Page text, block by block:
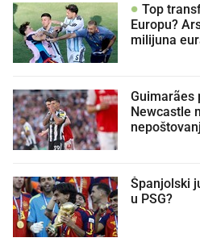
Top
Europu?
milijuna
Guimarães
Newcastle
Španjolski
u PSG?